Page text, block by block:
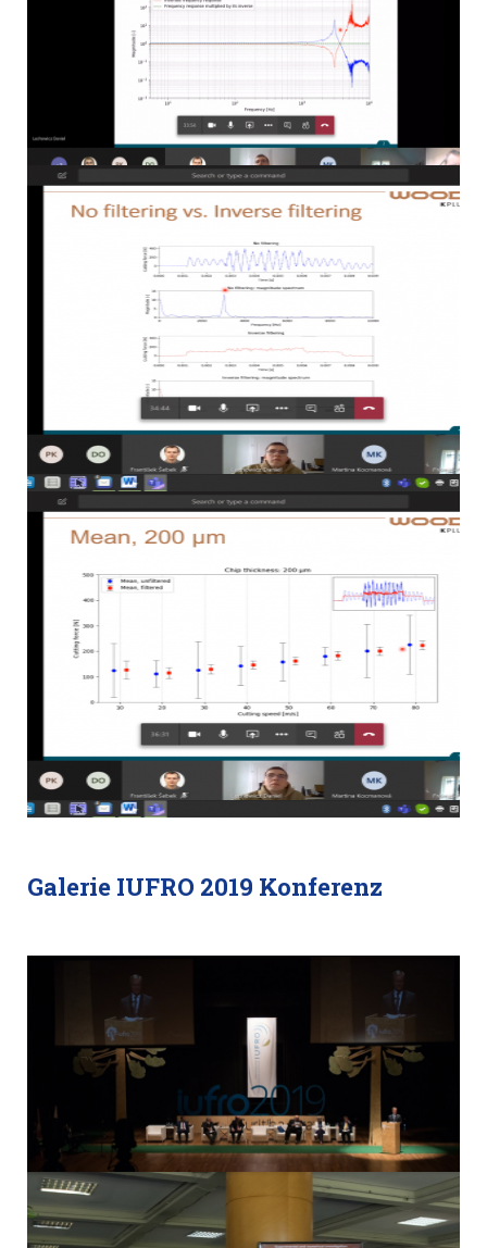
Galerie IUFRO 2019 Konferenz